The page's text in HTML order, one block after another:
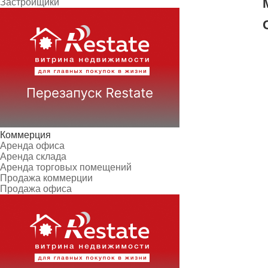
Застройщики
Коммерция
Аренда офиса
Аренда склада
Аренда торговых помещений
Продажа коммерции
Продажа офиса